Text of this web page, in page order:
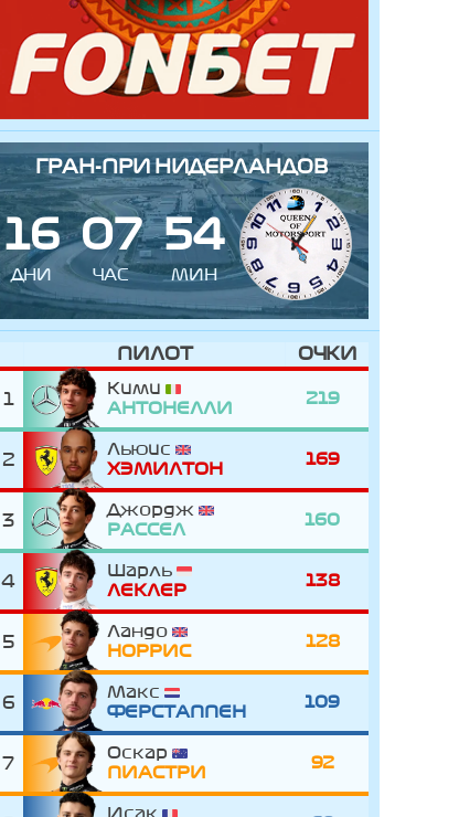
ГРАН-ПРИ НИДЕРЛАНДОВ
16
ДНИ
07
ЧАС
54
МИН
ПИЛОТ ОЧКИ
1
Кими
АНТОНЕЛЛИ
219
2
Льюис
ХЭМИЛТОН
169
3
Джордж
РАССЕЛ
160
4
Шарль
ЛЕКЛЕР
138
5
Ландо
НОРРИС
128
6
Макс
ФЕРСТАППЕН
109
7
Оскар
ПИАСТРИ
92
Исак